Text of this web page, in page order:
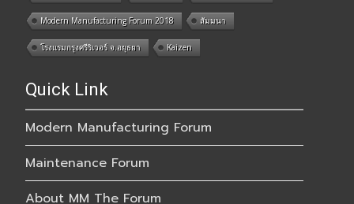
Modern Manufacturing Forum 2018 สัมมนา
โรงแรมกรุงศรีริเวอร์ จ.อยุธยา Kaizen
Quick Link
Modern Manufacturing Forum
Maintenance Forum
About MM The Forum